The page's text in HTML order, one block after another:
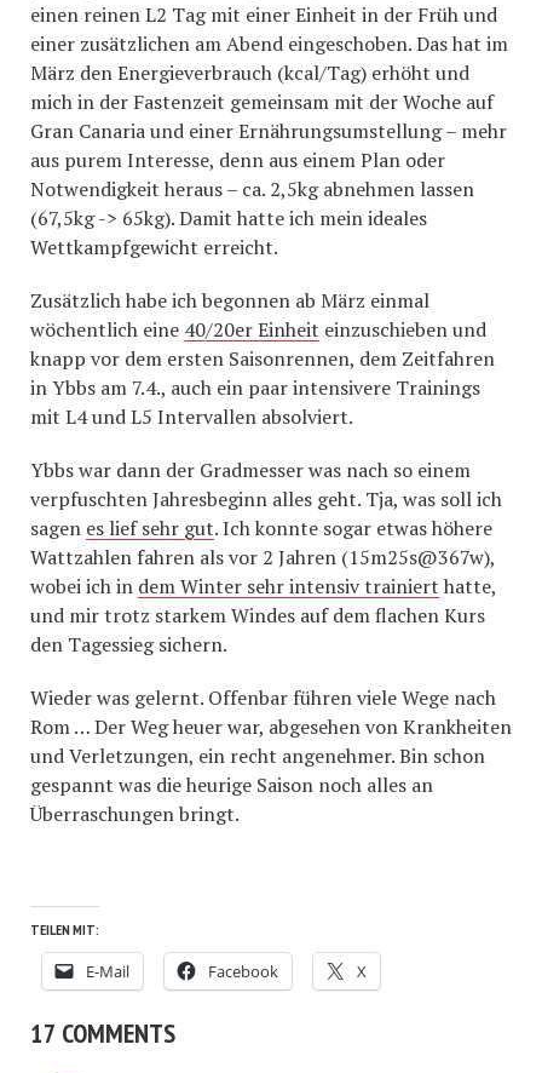
einen reinen L2 Tag mit einer Einheit in der Früh und
einer zusätzlichen am Abend eingeschoben. Das hat im
März den Energieverbrauch (kcal/Tag) erhöht und
mich in der Fastenzeit gemeinsam mit der Woche auf
Gran Canaria und einer Ernährungsumstellung – mehr
aus purem Interesse, denn aus einem Plan oder
Notwendigkeit heraus – ca. 2,5kg abnehmen lassen
(67,5kg -> 65kg). Damit hatte ich mein ideales
Wettkampfgewicht erreicht.
Zusätzlich habe ich begonnen ab März einmal
wöchentlich eine 40/20er Einheit einzuschieben und
knapp vor dem ersten Saisonrennen, dem Zeitfahren
in Ybbs am 7.4., auch ein paar intensivere Trainings
mit L4 und L5 Intervallen absolviert.
Ybbs war dann der Gradmesser was nach so einem
verpfuschten Jahresbeginn alles geht. Tja, was soll ich
sagen es lief sehr gut. Ich konnte sogar etwas höhere
Wattzahlen fahren als vor 2 Jahren (15m25s@367w),
wobei ich in dem Winter sehr intensiv trainiert hatte,
und mir trotz starkem Windes auf dem flachen Kurs
den Tagessieg sichern.
Wieder was gelernt. Offenbar führen viele Wege nach
Rom … Der Weg heuer war, abgesehen von Krankheiten
und Verletzungen, ein recht angenehmer. Bin schon
gespannt was die heurige Saison noch alles an
Überraschungen bringt.
TEILEN MIT:
E-Mail Facebook X
17 COMMENTS